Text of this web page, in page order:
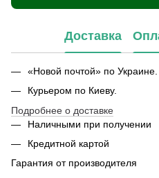
Доставка
«Новой почтой» по Украине.
Курьером по Киеву.
Подробнее о доставке
Наличными при получении
Кредитной картой
Гарантия от производителя